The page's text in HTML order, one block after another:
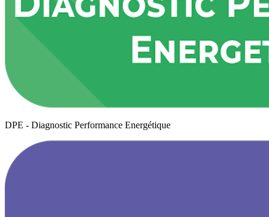
DPE - Diagnostic Performance Energétique